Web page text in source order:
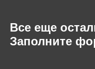
Все еще
Заполните